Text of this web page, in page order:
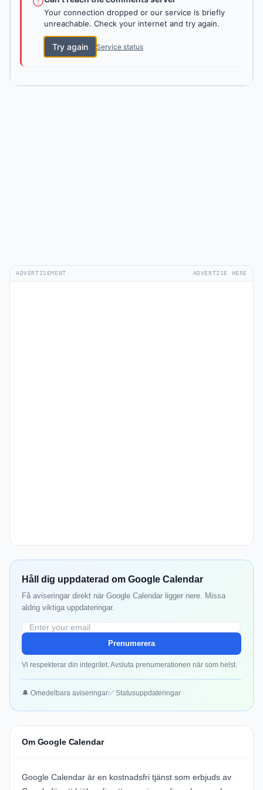
Your connection dropped or our service is briefly
unreachable. Check your internet and try again.
Try again Service status
ADVERTISEMENT ADVERTISE HERE
Håll dig uppdaterad om Google Calendar
Få aviseringar direkt när Google Calendar ligger nere. Missa
aldrig viktiga uppdateringar.
Prenumerera
Vi respekterar din integritet. Avsluta prenumerationen när som helst.
🔔 Omedelbara aviseringar✅ Statusuppdateringar
Om Google Calendar
Google Calendar är en kostnadsfri tjänst som erbjuds av